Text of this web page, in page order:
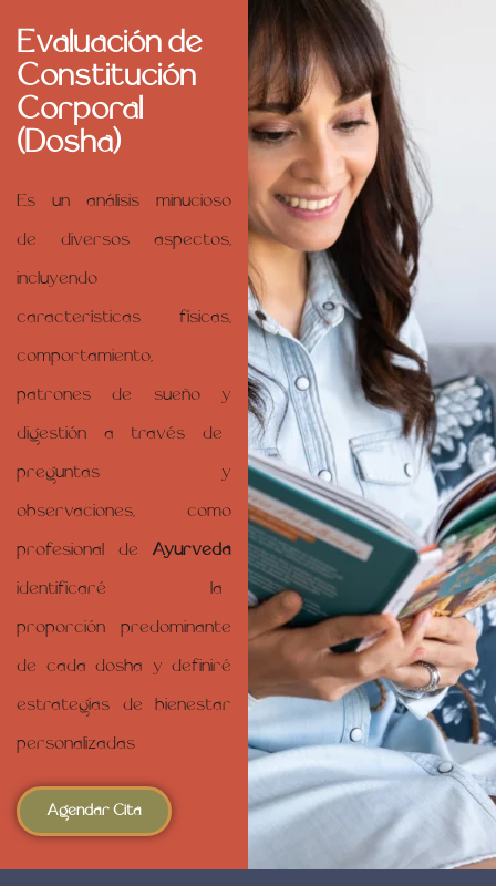
Evaluación de
Constitución
Corporal
(Dosha)
Es un análisis minucioso
de diversos aspectos,
incluyendo
características físicas,
comportamiento,
patrones de sueño y
digestión a través de
preguntas y
observaciones, como
profesional de Ayurveda
identificaré la
proporción predominante
de cada dosha y definiré
estrategias de bienestar
personalizadas
Agendar Cita